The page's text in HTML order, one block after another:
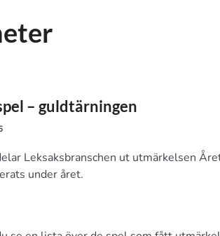
– guldtärningen
Leksaksbranschen ut utmärkelsen
under året.